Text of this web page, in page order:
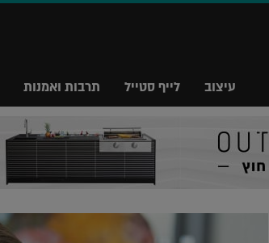
עיצוב לייף סטייל תרבות ואמנות